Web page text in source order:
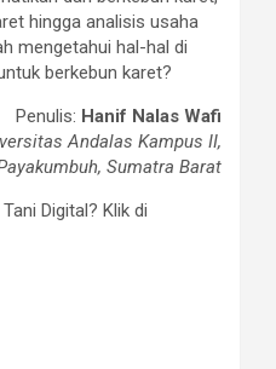
hingga analisis usaha
mengetahui hal-hal di
berkebun karet?
Penulis: Hanif Nalas Wafi
Andalas Kampus II,
Sumatra Barat
Digital? Klik di